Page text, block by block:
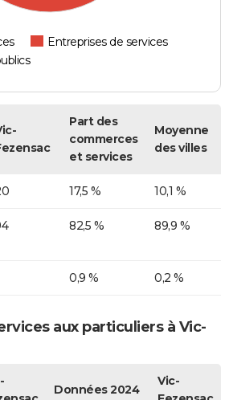
Entreprises de services
Part des
commerces
et services
Moyenne
des villes
17,5 % 10,1 %
82,5 % 89,9 %
0,9 % 0,2 %
aux particuliers à Vic-
Données 2024
Vic-